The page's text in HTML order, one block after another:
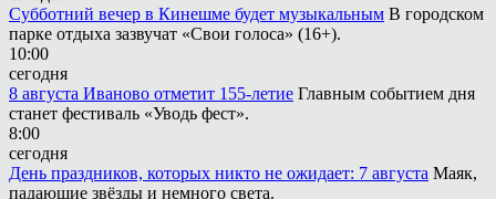
Субботний вечер в Кинешме будет музыкальным В городском
парке отдыха зазвучат «Свои голоса» (16+).
10:00
сегодня
8 августа Иваново отметит 155-летие Главным событием дня
станет фестиваль «Уводь фест».
8:00
сегодня
День праздников, которых никто не ожидает: 7 августа Маяк,
падающие звёзды и немного света.